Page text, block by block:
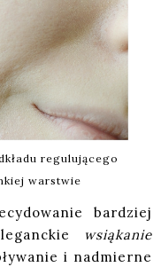
regulującego
warstwie
bardziej
wsiąkanie
i nadmierne